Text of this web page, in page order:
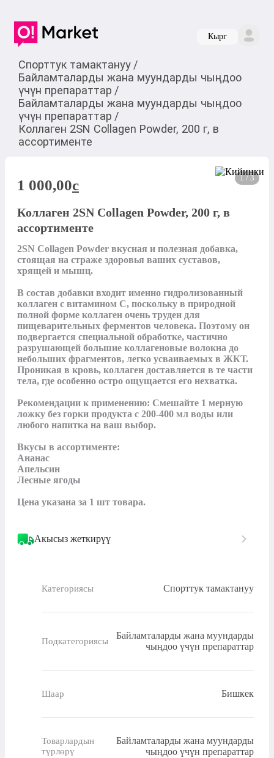
Кырг
Спорттук тамактануу /
Байламталарды жана муундарды чыңдоо
үчүн препараттар /
Байламталарды жана муундарды чыңдоо
үчүн препараттар /
Коллаген 2SN Collagen Powder, 200 г, в
ассортименте
1 / 3
1 000,00c
Коллаген 2SN Collagen Powder, 200 г, в
ассортименте
2SN Collagen Powder вкусная и полезная добавка,
стоящая на страже здоровья ваших суставов,
хрящей и мышц.
В состав добавки входит именно гидролизованный
коллаген с витамином С, поскольку в природной
полной форме коллаген очень труден для
пищеварительных ферментов человека. Поэтому он
подвергается специальной обработке, частично
разрушающей большие коллагеновые волокна до
небольших фрагментов, легко усваиваемых в ЖКТ.
Проникая в кровь, коллаген доставляется в те части
тела, где особенно остро ощущается его нехватка.
Рекомендации к применению: Cмешайте 1 мерную
ложку без горки продукта с 200-400 мл воды или
любого напитка на ваш выбор.
Вкусы в ассортименте:
Ананас
Апельсин
Лесные ягоды
Цена указана за 1 шт товара.
Акысыз жеткирүү
Категориясы Спорттук тамактануу
Подкатегориясы
Байламталарды жана муундарды
чыңдоо үчүн препараттар
Шаар Бишкек
Товарлардын
түрлөрү
Байламталарды жана муундарды
чыңдоо үчүн препараттар